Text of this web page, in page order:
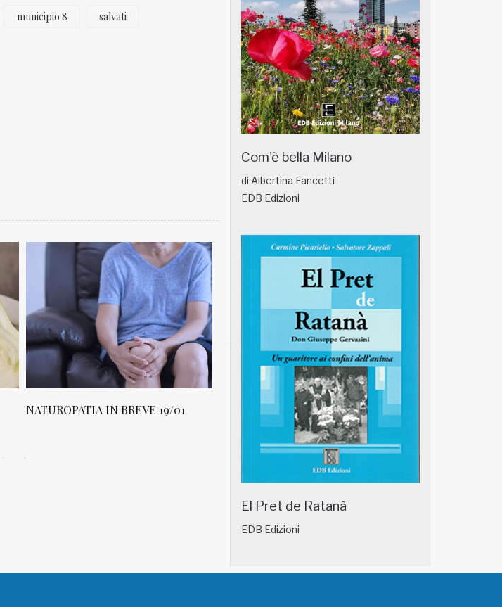
municipio 8
salvati
NATUROPATIA IN BREVE 19/01 NATUROPATIA IN BREVE 18/01
Com'è bella Milano
di Albertina Fancetti
EDB Edizioni
El Pret de Ratanà
EDB Edizioni